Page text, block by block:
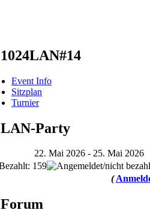
1024LAN#14
Event Info
Sitzplan
Turnier
LAN-Party
22. Mai 2026 - 25. Mai 2026
(
Forum